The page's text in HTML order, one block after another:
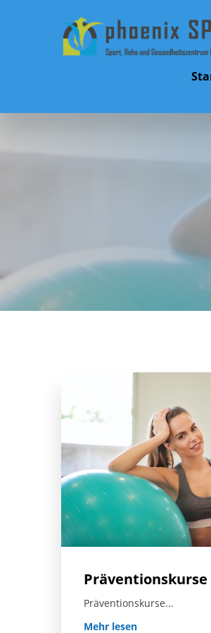
Präventionskurse
Präventionskurse...
Mehr lesen